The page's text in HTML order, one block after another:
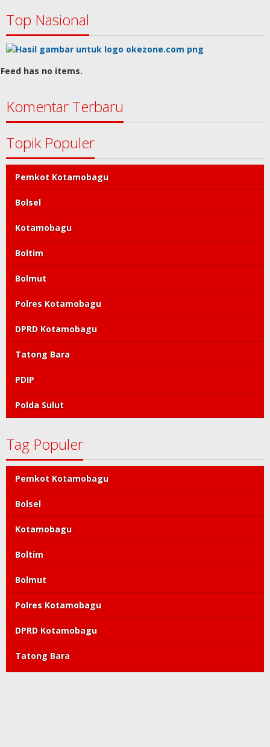
Top Nasional
Feed has no items.
Komentar Terbaru
Topik Populer
Pemkot Kotamobagu
Bolsel
Kotamobagu
Boltim
Bolmut
Polres Kotamobagu
DPRD Kotamobagu
Tatong Bara
PDIP
Polda Sulut
Tag Populer
Pemkot Kotamobagu
Bolsel
Kotamobagu
Boltim
Bolmut
Polres Kotamobagu
DPRD Kotamobagu
Tatong Bara